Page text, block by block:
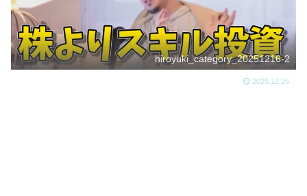
hiroyuki_category_20251216-2
2025.12.26